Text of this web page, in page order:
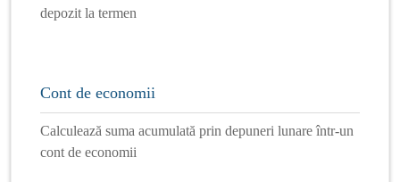
depozit la termen
Cont de economii
Calculează suma acumulată prin depuneri lunare într-un
cont de economii